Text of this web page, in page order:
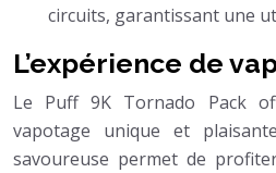
circuits, garantissant une
L’expérience de
Le Puff 9K Tornado Pack
vapotage unique et
savoureuse permet de